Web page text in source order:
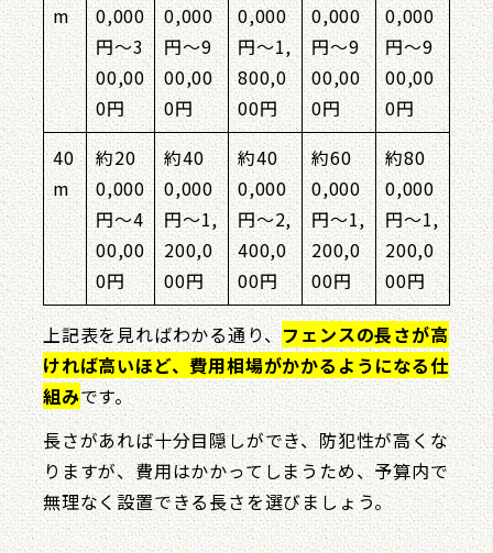
m
0,000
円〜3
00,00
0円
0,000
円〜9
00,00
0円
0,000
円〜1,
800,0
00円
0,000
円〜9
00,00
0円
0,000
円〜9
00,00
0円
40
m
約20
0,000
円〜4
00,00
0円
約40
0,000
円〜1,
200,0
00円
約40
0,000
円〜2,
400,0
00円
約60
0,000
円〜1,
200,0
00円
約80
0,000
円〜1,
200,0
00円
上記表を見ればわかる通り、フェンスの長さが高
ければ高いほど、費用相場がかかるようになる仕
組みです。
長さがあれば十分目隠しができ、防犯性が高くな
りますが、費用はかかってしまうため、予算内で
無理なく設置できる長さを選びましょう。